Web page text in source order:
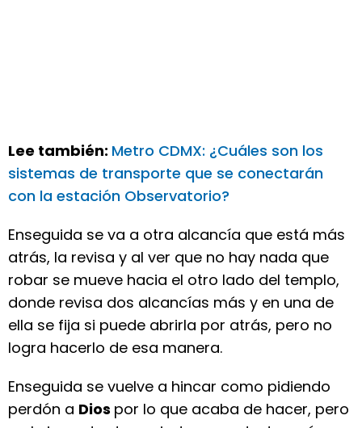
Lee también: Metro CDMX: ¿Cuáles son los
sistemas de transporte que se conectarán
con la estación Observatorio?
Enseguida se va a otra alcancía que está más
atrás, la revisa y al ver que no hay nada que
robar se mueve hacia el otro lado del templo,
donde revisa dos alcancías más y en una de
ella se fija si puede abrirla por atrás, pero no
logra hacerlo de esa manera.
Enseguida se vuelve a hincar como pidiendo
perdón a Dios por lo que acaba de hacer, pero